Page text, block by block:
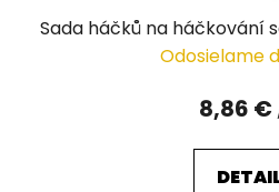
Sada háčků na háčkování
Odosielame
8,86 €